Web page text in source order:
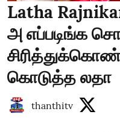
Latha
அ எப்படிங்க
கொடுத்த லதா
thanthitv